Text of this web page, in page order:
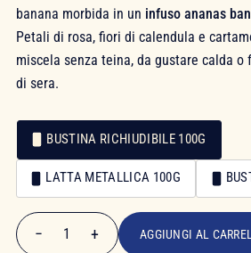
banana morbida in un infuso ananas
Petali di rosa, fiori di calendula e
miscela senza teina, da gustare calda o
di sera.
Confezionamento
Confezionamento
BUSTINA RICHIUDIBILE 100G
LATTA METALLICA 100G
7,90 €
− 1 + AGGIUNGI AL